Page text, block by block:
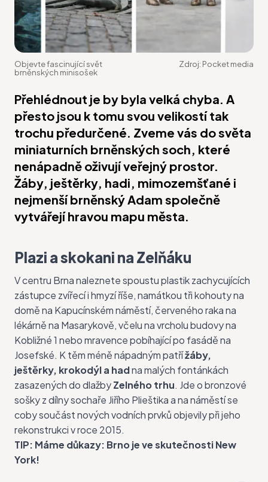
Objevte fascinující svět
brněnských minisošek
Zdroj: Pocket media
Přehlédnout je by byla velká chyba. A
přesto jsou k tomu svou velikostí tak
trochu předurčené. Zveme vás do světa
miniaturních brněnských soch, které
nenápadně oživují veřejný prostor.
Žáby, ještěrky, hadi, mimozemšťané i
nejmenší brněnský Adam společně
vytvářejí hravou mapu města.
Plazi a skokani na Zelňáku
V centru Brna naleznete spoustu plastik zachycujících
zástupce zvířecí i hmyzí říše, namátkou tři kohouty na
domě na Kapucínském náměstí, červeného raka na
lékárně na Masarykově, včelu na vrcholu budovy na
Kobližné 1 nebo mravence pobíhající po fasádě na
Josefské. K těm méně nápadným patřížáby,
ještěrky, krokodýl a hadna malých fontánkách
zasazených do dlažbyZelného trhu. Jde o bronzové
sošky z dílny sochaře Jiřího Plieštika a na náměstí se
coby součást nových vodních prvků objevily při jeho
rekonstrukci v roce 2015.
TIP: Máme důkazy: Brno je ve skutečnosti New
York!